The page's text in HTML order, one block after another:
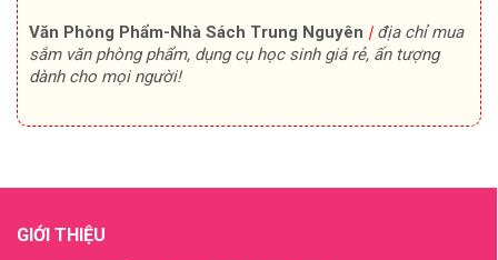
Văn Phòng Phẩm-Nhà Sách Trung Nguyên | địa chỉ mua
sắm văn phòng phẩm, dụng cụ học sinh giá rẻ, ấn tượng
dành cho mọi người!
GIỚI THIỆU